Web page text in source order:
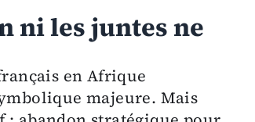
ni les juntes ne
en Afrique
majeure. Mais